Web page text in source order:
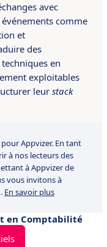
avec
comme
et
des
en
exploitables
leur stack
Appvizer. En tant
à nos lecteurs des
à Appvizer de
vous invitons à
En savoir plus
en Comptabilité